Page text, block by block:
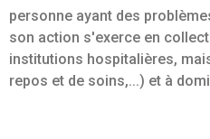
personne ayant des
son action s'exerce en
institutions hospitalières,
repos et de soins,...) et à